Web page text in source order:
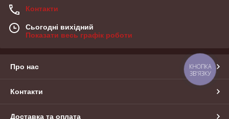
Контакти
Сьогодні вихідний
Показати весь графік роботи
Про нас
Контакти
Доставка та оплата
КНОПКА
ЗВ'ЯЗКУ